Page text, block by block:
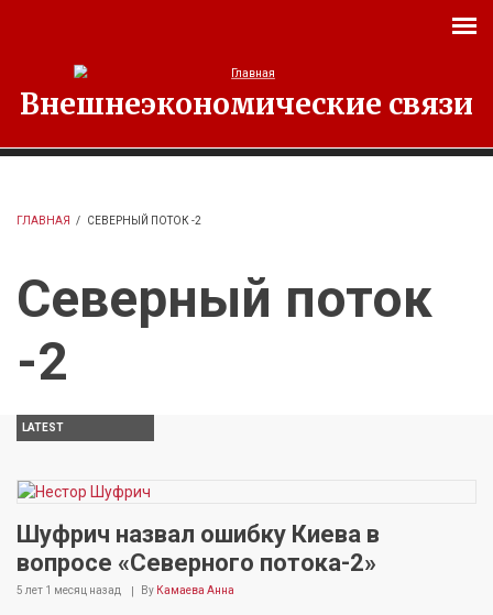
Внешнеэкономические связи
ГЛАВНАЯ / СЕВЕРНЫЙ ПОТОК -2
Северный поток
-2
LATEST
Шуфрич назвал ошибку Киева в
вопросе «Северного потока-2»
5 лет 1 месяц назад By Камаева Анна